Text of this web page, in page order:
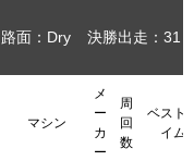
路面：Dry
決勝出走：31
マシン
メ
ー
カ
ー
周
回
数
ベスト
イム